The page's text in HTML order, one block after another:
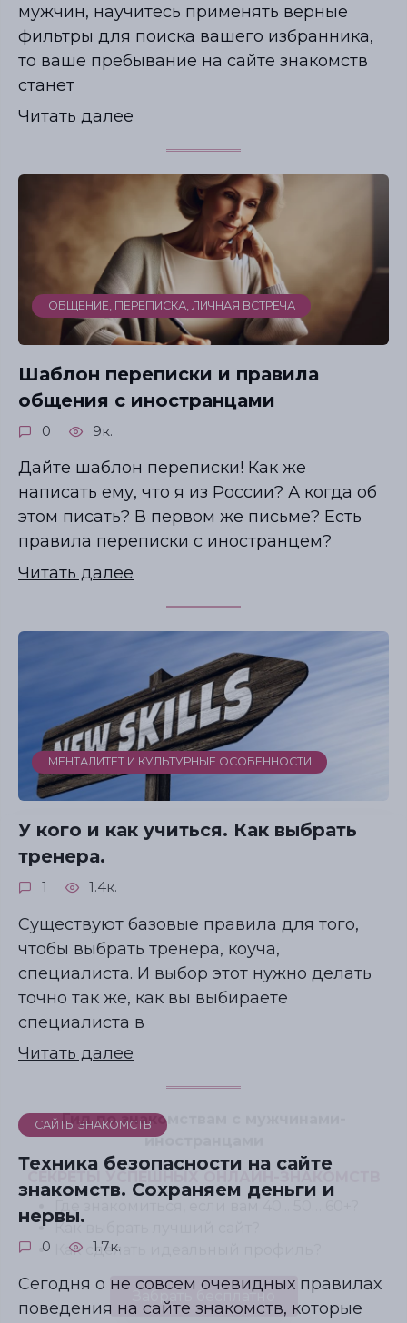
мужчин, научитесь применять верные
фильтры для поиска вашего избранника,
то ваше пребывание на сайте знакомств
станет
Читать далее
ОБЩЕНИЕ, ПЕРЕПИСКА, ЛИЧНАЯ ВСТРЕЧА
Шаблон переписки и правила
общения с иностранцами
0 9к.
Дайте шаблон переписки! Как же
написать ему, что я из России? А когда об
этом писать? В первом же письме? Есть
правила переписки с иностранцем?
Читать далее
МЕНТАЛИТЕТ И КУЛЬТУРНЫЕ ОСОБЕННОСТИ
У кого и как учиться. Как выбрать
тренера.
1 1.4к.
Существуют базовые правила для того,
чтобы выбрать тренера, коуча,
специалиста. И выбор этот нужно делать
точно так же, как вы выбираете
специалиста в
Читать далее
САЙТЫ ЗНАКОМСТВ
Техника безопасности на сайте
знакомств. Сохраняем деньги и
нервы.
0 1.7к.
Сегодня о не совсем очевидных правилах
поведения на сайте знакомств, которые